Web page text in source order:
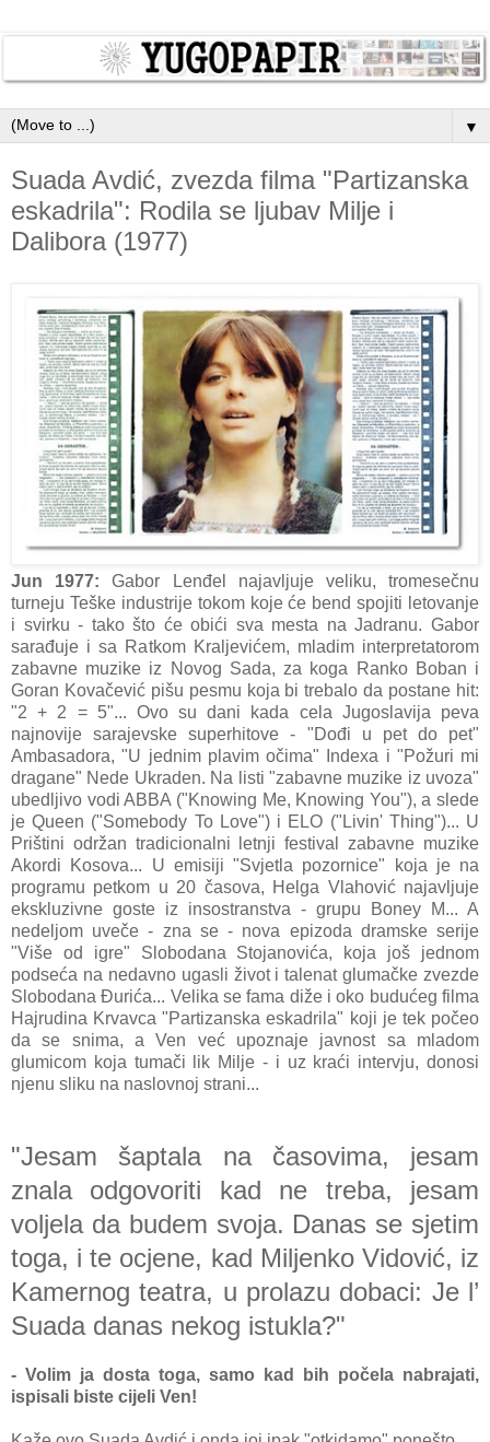
▼
Suada Avdić, zvezda filma "Partizanska
eskadrila": Rodila se ljubav Milje i
Dalibora (1977)
Jun 1977:Gabor Lenđel najavljuje veliku, tromesečnu
turneju Teške industrije tokom koje će bend spojiti letovanje
i svirku - tako što će obići sva mesta na Jadranu. Gabor
sarađuje i sa Ratkom Kraljevićem, mladim interpretatorom
zabavne muzike iz Novog Sada, za koga Ranko Boban i
Goran Kovačević pišu pesmu koja bi trebalo da postane hit:
"2 + 2 = 5"... Ovo su dani kada cela Jugoslavija peva
najnovije sarajevske superhitove - "Dođi u pet do pet"
Ambasadora, "U jednim plavim očima" Indexa i "Požuri mi
dragane" Nede Ukraden. Na listi "zabavne muzike iz uvoza"
ubedljivo vodi ABBA ("Knowing Me, Knowing You"), a slede
je Queen ("Somebody To Love") i ELO ("Livin' Thing")... U
Prištini održan tradicionalni letnji festival zabavne muzike
Akordi Kosova... U emisiji "Svjetla pozornice" koja je na
programu petkom u 20 časova, Helga Vlahović najavljuje
ekskluzivne goste iz insostranstva - grupu Boney M... A
nedeljom uveče - zna se - nova epizoda dramske serije
"Više od igre" Slobodana Stojanovića, koja još jednom
podseća na nedavno ugasli život i talenat glumačke zvezde
Slobodana Đurića... Velika se fama diže i oko budućeg filma
Hajrudina Krvavca "Partizanska eskadrila" koji je tek počeo
da se snima, a Ven već upoznaje javnost sa mladom
glumicom koja tumači lik Milje - i uz kraći intervju, donosi
njenu sliku na naslovnoj strani...
"Jesam šaptala na časovima, jesam
znala odgovoriti kad ne treba, jesam
voljela da budem svoja. Danas se sjetim
toga, i te ocjene, kad Miljenko Vidović, iz
Kamernog teatra, u prolazu dobaci: Je l’
Suada danas nekog istukla?"
- Volim ja dosta toga, samo kad bih počela nabrajati,
ispisali biste cijeli Ven!